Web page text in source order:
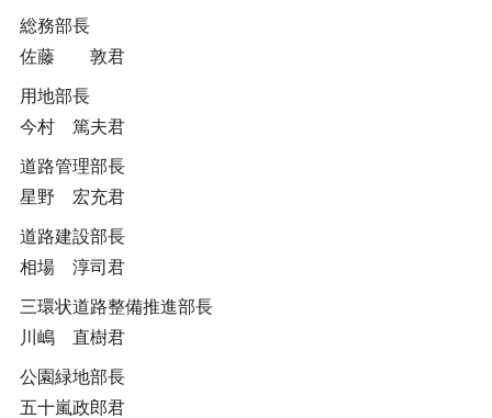
総務部長
佐藤 敦君
用地部長
今村 篤夫君
道路管理部長
星野 宏充君
道路建設部長
相場 淳司君
三環状道路整備推進部長
川嶋 直樹君
公園緑地部長
五十嵐政郎君